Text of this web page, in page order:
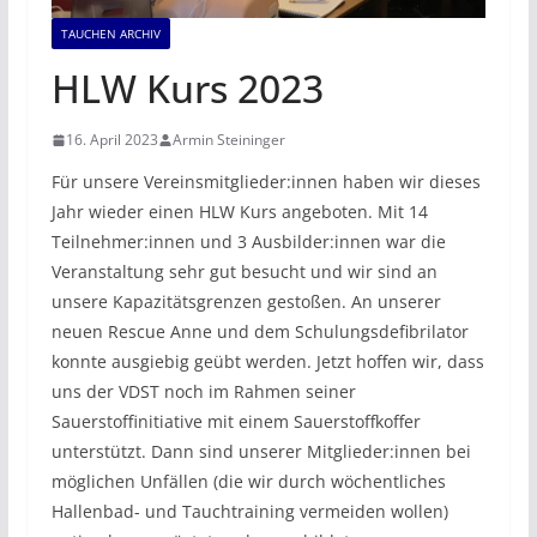
TAUCHEN ARCHIV
HLW Kurs 2023
16. April 2023 Armin Steininger
Für unsere Vereinsmitglieder:innen haben wir dieses
Jahr wieder einen HLW Kurs angeboten. Mit 14
Teilnehmer:innen und 3 Ausbilder:innen war die
Veranstaltung sehr gut besucht und wir sind an
unsere Kapazitätsgrenzen gestoßen. An unserer
neuen Rescue Anne und dem Schulungsdefibrilator
konnte ausgiebig geübt werden. Jetzt hoffen wir, dass
uns der VDST noch im Rahmen seiner
Sauerstoffinitiative mit einem Sauerstoffkoffer
unterstützt. Dann sind unserer Mitglieder:innen bei
möglichen Unfällen (die wir durch wöchentliches
Hallenbad- und Tauchtraining vermeiden wollen)